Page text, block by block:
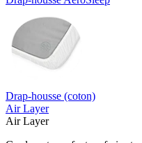
Drap-housse (coton)
Air Layer
Air Layer